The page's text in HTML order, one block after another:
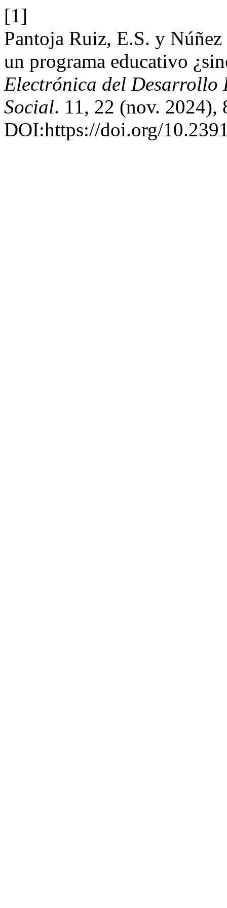
[1]
Pantoja Ruiz, E.S. y
un programa educativo
Electrónica del Desarrollo
Social. 11, 22 (nov. 2024),
DOI:https://doi.org/